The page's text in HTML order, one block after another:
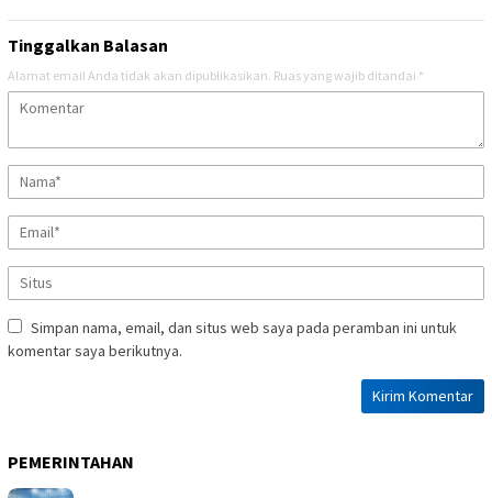
Tinggalkan Balasan
Alamat email Anda tidak akan dipublikasikan. Ruas yang wajib ditandai *
Simpan nama, email, dan situs web saya pada peramban ini untuk
komentar saya berikutnya.
PEMERINTAHAN